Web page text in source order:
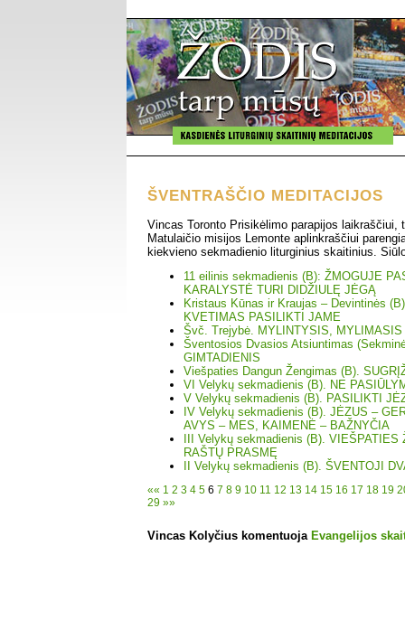
ŠVENTRAŠČIO MEDITACIJOS
Vincas Toronto Prisikėlimo parapijos laikraščiui,
Matulaičio misijos Lemonte aplinkraščiui
kiekvieno sekmadienio liturginius skaitinius.
11 eilinis sekmadienis (B): ŽMOGUJE
KARALYSTĖ TURI DIDŽIULĘ JĖGĄ
Kristaus Kūnas ir Kraujas – Devintinės
KVETIMAS PASILIKTI JAME
Švč. Trejybė. MYLINTYSIS,
Šventosios Dvasios Atsiuntimas
GIMTADIENIS
Viešpaties Dangun Žengimas (B).
VI Velykų sekmadienis (B). NE
V Velykų sekmadienis (B). PASILIKTI
IV Velykų sekmadienis (B). JĖZUS –
AVYS – MES, KAIMENĖ – BAŽNYČIA
III Velykų sekmadienis (B). VIEŠPATIES
RAŠTŲ PRASMĘ
II Velykų sekmadienis (B). ŠVENTOJI
«« 1 2 3 4 5 6 7 8 9 10 11 12 13 14 15 16 17 18 19
29 »»
Vincas Kolyčius komentuoja Evangelijos